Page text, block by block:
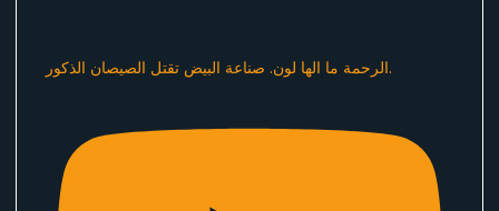
الرحمة ما الها لون. صناعة البيض تقتل الصيصان الذكور.